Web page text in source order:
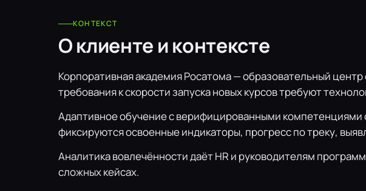
КОНТЕКСТ
О клиенте и контексте
Корпоративная академия Росатома — образовательный
требования к скорости запуска новых курсов требуют
Адаптивное обучение с верифицированными компетенциями
фиксируются освоенные индикаторы, прогресс по треку,
Аналитика вовлечённости даёт HR и руководителям
сложных кейсах.